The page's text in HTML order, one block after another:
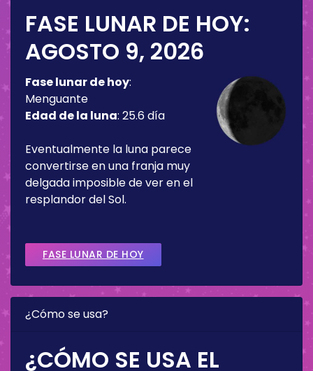
FASE LUNAR DE HOY:
AGOSTO 9, 2026
Fase lunar de hoy:
Menguante
Edad de la luna: 25.6 día
Eventualmente la luna parece
convertirse en una franja muy
delgada imposible de ver en el
resplandor del Sol.
FASE LUNAR DE HOY
¿Cómo se usa?
¿CÓMO SE USA EL